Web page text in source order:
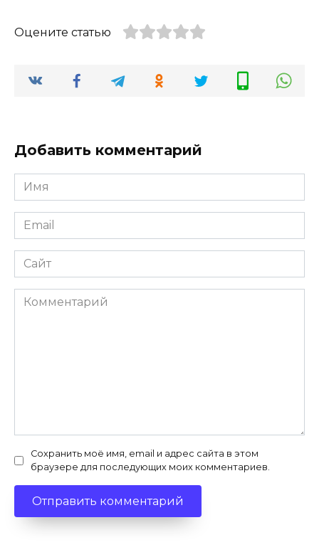
Оцените статью
Добавить комментарий
Имя
*
Email
*
Сайт
Комментарий
Сохранить моё имя, email и адрес сайта в этом
браузере для последующих моих комментариев.